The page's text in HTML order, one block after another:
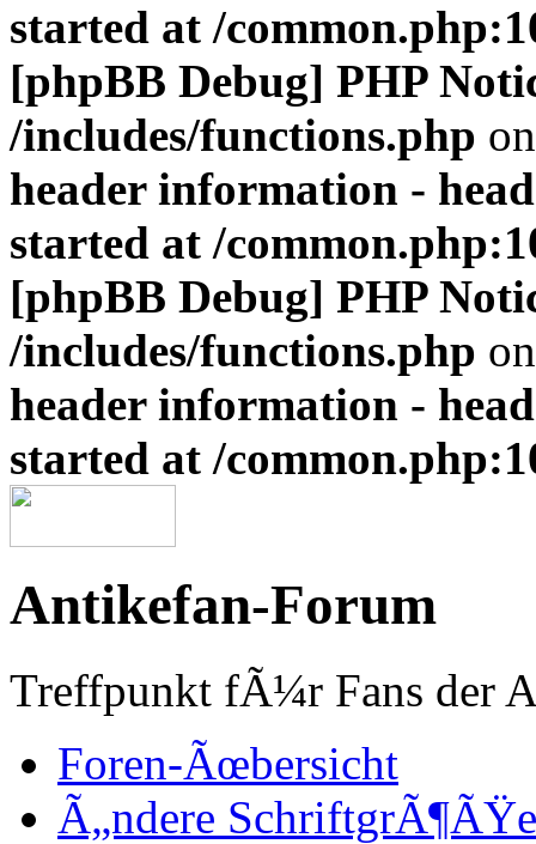
started at /
[phpBB Debug] PHP
/includes/functions.php
header information -
started at /
[phpBB Debug] PHP
/includes/functions.php
header information -
started at /
Antikefan-Forum
Treffpunkt fÃ¼r Fans der
Foren-Ãœbersicht
Ã„ndere SchriftgrÃ¶ÃŸe